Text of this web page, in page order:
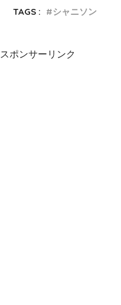
TAGS :
シャニソン
スポンサーリンク